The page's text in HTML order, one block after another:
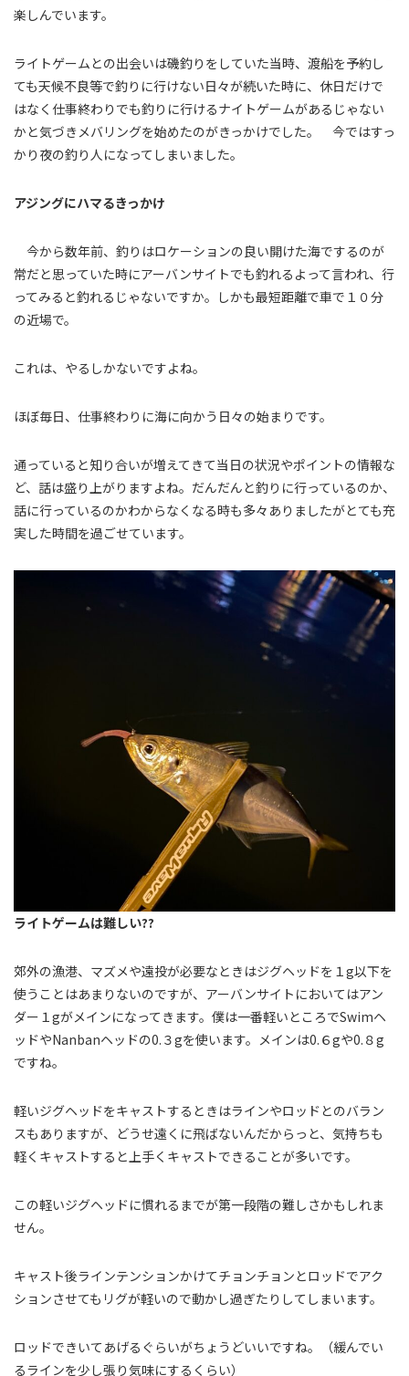
楽しんでいます。
ライトゲームとの出会いは磯釣りをしていた当時、渡船を予約し
ても天候不良等で釣りに行けない日々が続いた時に、休日だけで
はなく仕事終わりでも釣りに行けるナイトゲームがあるじゃない
かと気づきメバリングを始めたのがきっかけでした。 今ではすっ
かり夜の釣り人になってしまいました。
アジングにハマるきっかけ
今から数年前、釣りはロケーションの良い開けた海でするのが
常だと思っていた時にアーバンサイトでも釣れるよって言われ、行
ってみると釣れるじゃないですか。しかも最短距離で車で１０分
の近場で。
これは、やるしかないですよね。
ほぼ毎日、仕事終わりに海に向かう日々の始まりです。
通っていると知り合いが増えてきて当日の状況やポイントの情報な
ど、話は盛り上がりますよね。だんだんと釣りに行っているのか、
話に行っているのかわからなくなる時も多々ありましたがとても充
実した時間を過ごせています。
ライトゲームは難しい??
郊外の漁港、マズメや遠投が必要なときはジグヘッドを１g以下を
使うことはあまりないのですが、アーバンサイトにおいてはアン
ダー１gがメインになってきます。僕は一番軽いところでSwimヘ
ッドやNanbanヘッドの0.３gを使います。メインは0.６gや0.８g
ですね。
軽いジグヘッドをキャストするときはラインやロッドとのバラン
スもありますが、どうせ遠くに飛ばないんだからっと、気持ちも
軽くキャストすると上手くキャストできることが多いです。
この軽いジグヘッドに慣れるまでが第一段階の難しさかもしれま
せん。
キャスト後ラインテンションかけてチョンチョンとロッドでアク
ションさせてもリグが軽いので動かし過ぎたりしてしまいます。
ロッドできいてあげるぐらいがちょうどいいですね。（緩んでい
るラインを少し張り気味にするくらい）